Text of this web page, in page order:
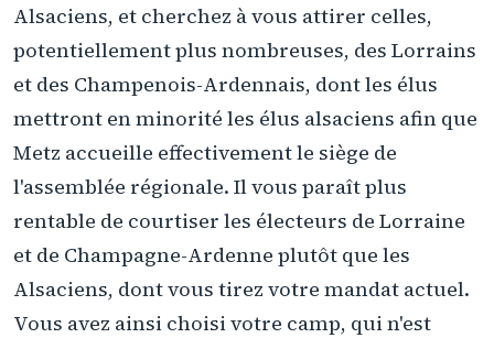
Alsaciens, et cherchez à vous attirer celles,
potentiellement plus nombreuses, des Lorrains
et des Champenois-Ardennais, dont les élus
mettront en minorité les élus alsaciens afin que
Metz accueille effectivement le siège de
l'assemblée régionale. Il vous paraît plus
rentable de courtiser les électeurs de Lorraine
et de Champagne-Ardenne plutôt que les
Alsaciens, dont vous tirez votre mandat actuel.
Vous avez ainsi choisi votre camp, qui n'est